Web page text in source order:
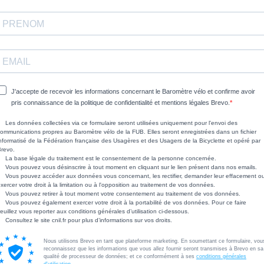
J'accepte de recevoir les informations concernant le Baromètre vélo et confirme avoir
pris connaissance de la politique de confidentialité et mentions légales Brevo.
Les données collectées via ce formulaire seront utilisées uniquement pour l'envoi des
propres au Baromètre vélo de la FUB. Elles seront enregistrées dans un fichier
de la Fédération française des Usagères et des Usagers de la Bicyclette et opéré par
La base légale du traitement est le consentement de la personne concernée.
Vous pouvez vous désinscrire à tout moment en cliquant sur le lien présent dans nos emails.
Vous pouvez accéder aux données vous concernant, les rectifier, demander leur effacement
votre droit à la limitation ou à l'opposition au traitement de vos données.
Vous pouvez retirer à tout moment votre consentement au traitement de vos données.
Vous pouvez également exercer votre droit à la portabilité de vos données. Pour ce faire
vous reporter aux conditions générales d’utilisation ci-dessous.
Consultez le site cnil.fr pour plus d’informations sur vos droits.
Nous utilisons Brevo en tant que plateforme marketing. En soumettant ce formulaire,
reconnaissez que les informations que vous allez fournir seront transmises à Brevo en sa
qualité de processeur de données; et ce conformément à ses conditions générales